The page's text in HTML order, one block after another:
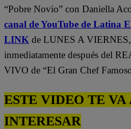
“Pobre Novio” con Daniella
canal de YouTube de Latina
LINK de LUNES A VIERNES,
inmediatamente después del
VIVO de “El Gran Chef
ESTE VIDEO TE VA
INTERESAR